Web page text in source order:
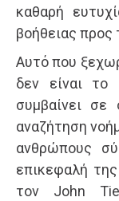
καθαρή
βοήθειας προς
Αυτό που
δεν είναι το
συμβαίνει
αναζήτηση
ανθρώπους
επικεφαλή
τον John